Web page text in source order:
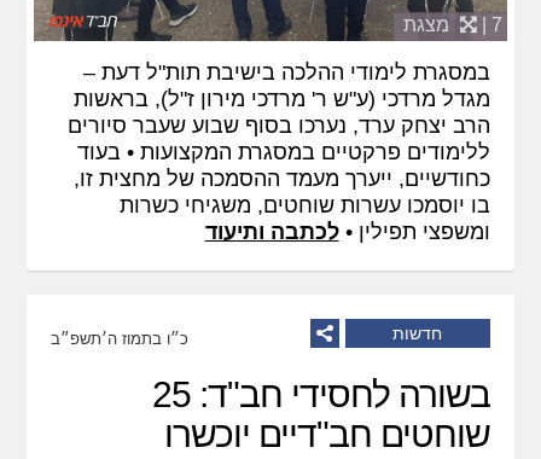
7 | מצגת
במסגרת לימודי ההלכה בישיבת תות"ל דעת –
מגדל מרדכי (ע"ש ר' מרדכי מירון ז"ל), בראשות
הרב יצחק ערד, נערכו בסוף שבוע שעבר סיורים
ללימודים פרקטיים במסגרת המקצועות • בעוד
כחודשיים, ייערך מעמד ההסמכה של מחצית זו,
בו יוסמכו עשרות שוחטים, משגיחי כשרות
ומשפצי תפילין •לכתבה ותיעוד
חדשות כ״ו בתמוז ה׳תשפ״ב
בשורה לחסידי חב"ד: 25
שוחטים חב"דיים יוכשרו